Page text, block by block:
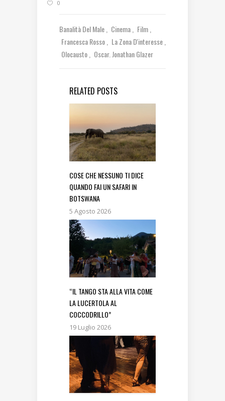
0
Banalità Del Male Cinema
Film
Francesca Rosso
La Zona D'interesse
Olocausto
Oscar. Jonathan Glazer
RELATED POSTS
COSE CHE NESSUNO TI DICE
QUANDO FAI UN SAFARI IN
BOTSWANA
5 Agosto 2026
“IL TANGO STA ALLA VITA COME
LA LUCERTOLA AL
COCCODRILLO”
19 Luglio 2026